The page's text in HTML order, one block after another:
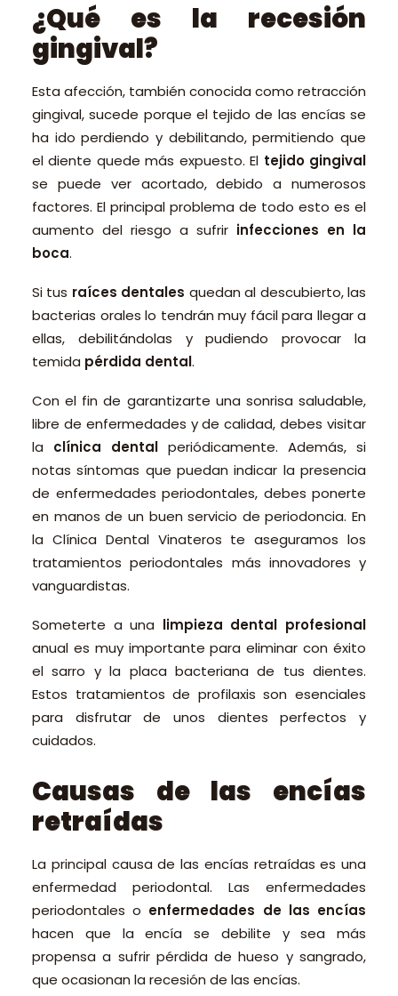
¿Qué es la recesión
gingival?
Esta afección, también conocida como retracción
gingival, sucede porque el tejido de las encías se
ha ido perdiendo y debilitando, permitiendo que
el diente quede más expuesto. El tejido gingival
se puede ver acortado, debido a numerosos
factores. El principal problema de todo esto es el
aumento del riesgo a sufrir infecciones en la
boca.
Si tus raíces dentales quedan al descubierto, las
bacterias orales lo tendrán muy fácil para llegar a
ellas, debilitándolas y pudiendo provocar la
temida pérdida dental.
Con el fin de garantizarte una sonrisa saludable,
libre de enfermedades y de calidad, debes visitar
la clínica dental periódicamente. Además, si
notas síntomas que puedan indicar la presencia
de enfermedades periodontales, debes ponerte
en manos de un buen servicio de periodoncia. En
la Clínica Dental Vinateros te aseguramos los
tratamientos periodontales más innovadores y
vanguardistas.
Someterte a una limpieza dental profesional
anual es muy importante para eliminar con éxito
el sarro y la placa bacteriana de tus dientes.
Estos tratamientos de profilaxis son esenciales
para disfrutar de unos dientes perfectos y
cuidados.
Causas de las encías
retraídas
La principal causa de las encías retraídas es una
enfermedad periodontal. Las enfermedades
periodontales o enfermedades de las encías
hacen que la encía se debilite y sea más
propensa a sufrir pérdida de hueso y sangrado,
que ocasionan la recesión de las encías.